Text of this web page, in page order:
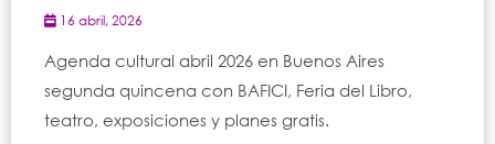
16 abril, 2026
Agenda cultural abril 2026 en Buenos Aires
segunda quincena con BAFICI, Feria del Libro,
teatro, exposiciones y planes gratis.